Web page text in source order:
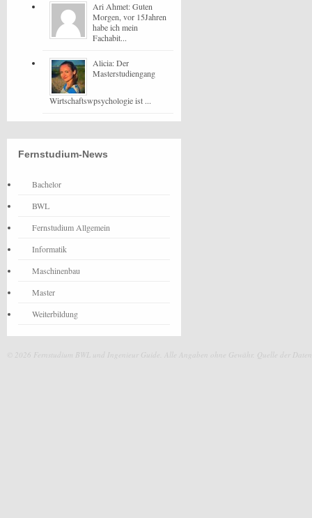
Ari Ahmet: Guten
Morgen, vor 15Jahren
habe ich mein
Fachabit...
Alicia: Der
Masterstudiengang
Wirtschaftswpsychologie ist ...
Fernstudium-News
Bachelor
BWL
Fernstudium Allgemein
Informatik
Maschinenbau
Master
Weiterbildung
© 2026 Fernstudium BWL und Ingenieur Guide. Alle Angaben ohne Gewähr. Quelle der